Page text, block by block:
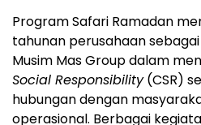
Program Safari Ramadan
tahunan perusahaan
Musim Mas Group dalam
Social Responsibility(CSR)
hubungan dengan
operasional. Berbagai